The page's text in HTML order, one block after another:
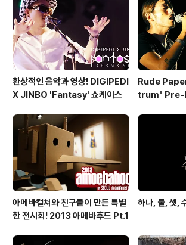
최근 런칭한 앱솔루트의 새로운 플레이버, 베리 아사이_BE
RRI ACAI와 함께 앱솔루트 보드카의 미디어 프로젝트인
앱솔루트 바운더리_ABSOLUT ..
환상적인 음악과 영상! DIGIPEDI
X JINBO 'Fantasy' 쇼케이스
Rude
trum"
아메바컬쳐와 친구들이 만든 특별
한 전시회! 2013 아메바후드 Pt.1
하나, 둘, 셋,